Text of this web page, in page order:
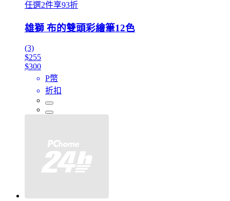
任選2件享93折
雄獅 布的雙頭彩繪筆12色
(3)
$255
$300
P幣
折扣